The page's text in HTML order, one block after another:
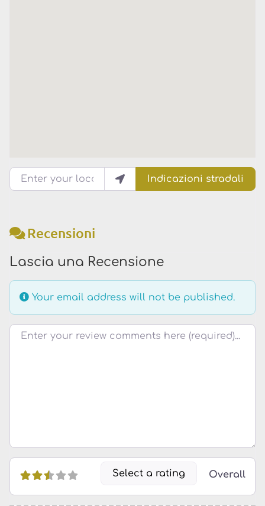
Enter your location
Indicazioni stradali
Recensioni
Lascia una Recensione
Your email address will not be published.
Testo della recensione
Select a rating Overall